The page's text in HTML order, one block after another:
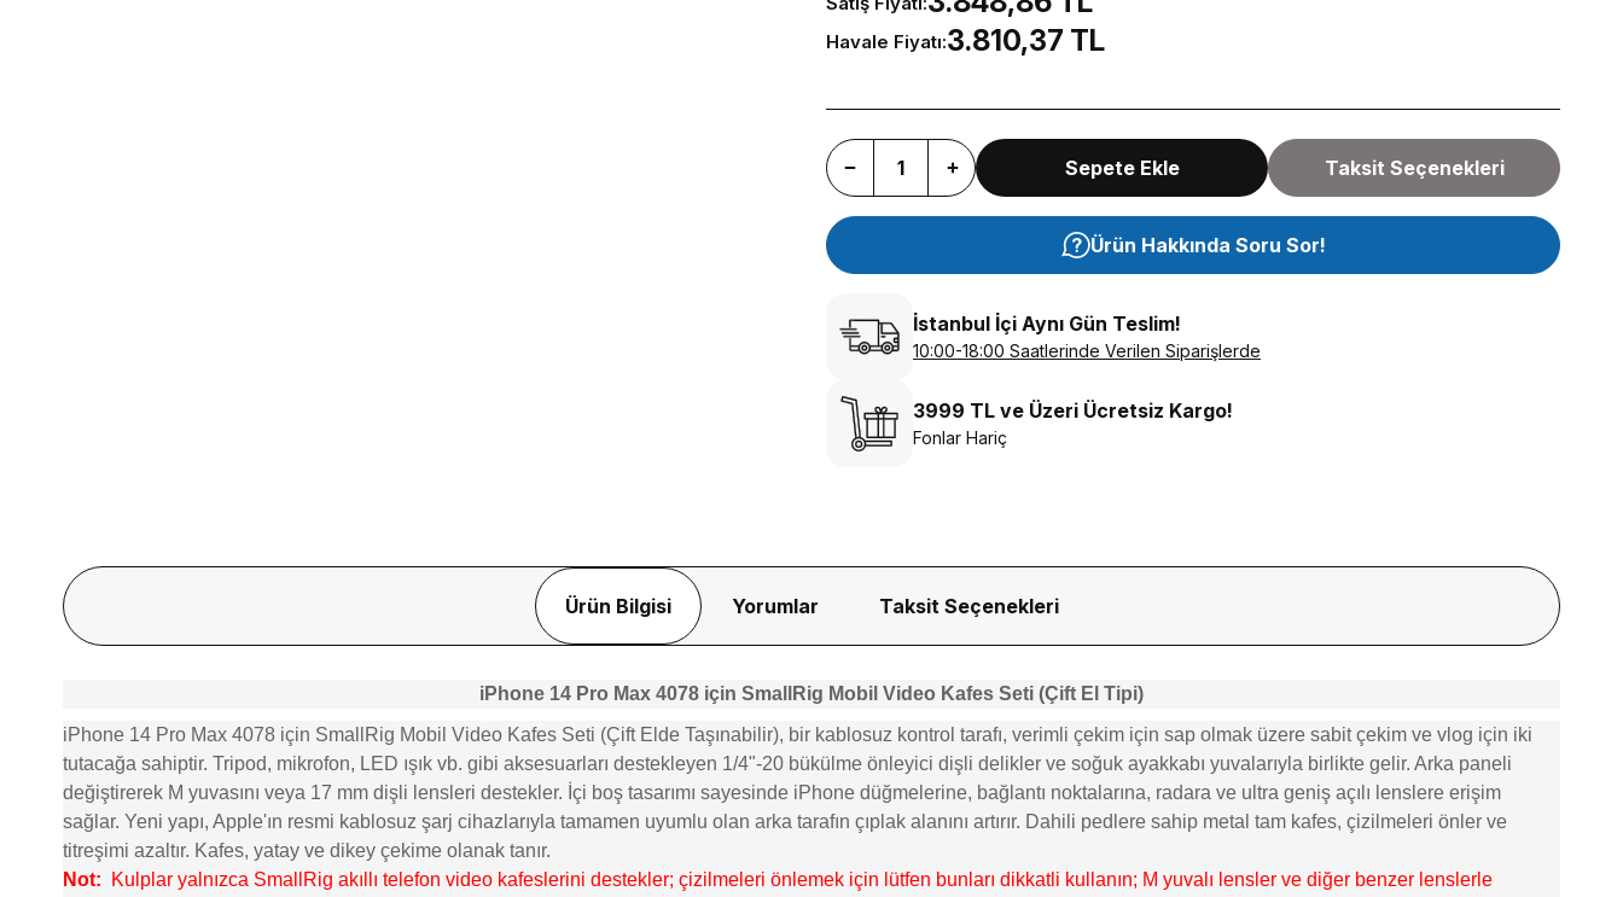
Havale Fiyatı:3.810,37 TL
Sepete Ekle Taksit Seçenekleri
Ürün Hakkında Soru Sor!
İstanbul İçi Aynı Gün Teslim!
10:00-18:00 Saatlerinde Verilen Siparişlerde
3999 TL ve Üzeri Ücretsiz Kargo!
Fonlar Hariç
Ürün Bilgisi Yorumlar Taksit Seçenekleri
iPhone 14 Pro Max 4078 için SmallRig Mobil Video Kafes Seti (Çift El Tipi)
iPhone 14 Pro Max 4078 için SmallRig Mobil Video Kafes Seti (Çift Elde Taşınabilir), bir kablosuz kontrol tarafı, verimli çekim için sap olmak üzere sabit çekim ve vlog için iki
tutacağa sahiptir. Tripod, mikrofon, LED ışık vb. gibi aksesuarları destekleyen 1/4"-20 bükülme önleyici dişli delikler ve soğuk ayakkabı yuvalarıyla birlikte gelir. Arka paneli
değiştirerek M yuvasını veya 17 mm dişli lensleri destekler. İçi boş tasarımı sayesinde iPhone düğmelerine, bağlantı noktalarına, radara ve ultra geniş açılı lenslere erişim
sağlar. Yeni yapı, Apple'ın resmi kablosuz şarj cihazlarıyla tamamen uyumlu olan arka tarafın çıplak alanını artırır. Dahili pedlere sahip metal tam kafes, çizilmeleri önler ve
titreşimi azaltır. Kafes, yatay ve dikey çekime olanak tanır.
Not:
Kulplar yalnızca SmallRig akıllı telefon video kafeslerini destekler; çizilmeleri önlemek için lütfen bunları dikkatli kullanın; M yuvalı lensler ve diğer benzer lenslerle